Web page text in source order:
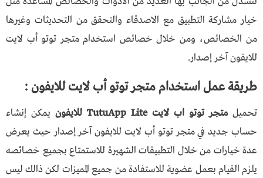
خيار مشاركة التطبيق مع الاصدقاء والتحقق من التحديثات وغيرها
من الخصائص، ومن خلال خصائص استخدام متجر توتو أب لايت
للايفون آخر إصدار.
طريقة عمل استخدام متجر توتو أب لايت للايفون :
تحميل متجر توتو اب لايت TutuApp Lite للايفون
يمكن إنشاء
حساب جديد في متجر توتو أب لايت للايفون آخر إصدار حيث يعرض
عدة خيارات من خلال التطبيقات الشهيرة للاستمتاع بجميع خصائصه
يلزم القيام بعمل عضوية للاستفادة من جميع المميزات لكن ذالك ليس